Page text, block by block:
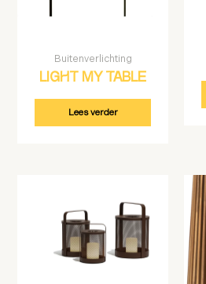
Buitenverlichting
LIGHT MY TABLE
Lees verder